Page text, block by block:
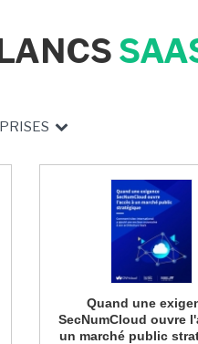
Quand une
SecNumCloud ouvre
un marché public